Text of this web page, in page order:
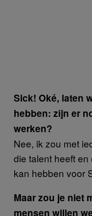
Sick! Oké, laten
hebben: zijn er
werken?
Nee, ik zou met
die talent heeft
kan hebben voor
Maar zou je niet
mensen willen